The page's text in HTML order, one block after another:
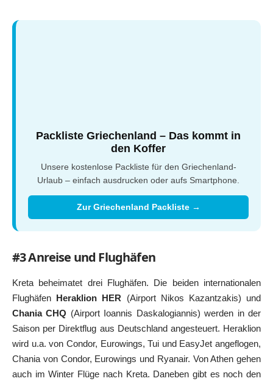
Packliste Griechenland – Das kommt in
den Koffer
Unsere kostenlose Packliste für den Griechenland-
Urlaub – einfach ausdrucken oder aufs Smartphone.
Zur Griechenland Packliste →
#3 Anreise und Flughäfen
Kreta beheimatet drei Flughäfen. Die beiden internationalen
Flughäfen Heraklion HER (Airport Nikos Kazantzakis) und
Chania CHQ (Airport Ioannis Daskalogiannis) werden in der
Saison per Direktflug aus Deutschland angesteuert. Heraklion
wird u.a. von Condor, Eurowings, Tui und EasyJet angeflogen,
Chania von Condor, Eurowings und Ryanair. Von Athen gehen
auch im Winter Flüge nach Kreta. Daneben gibt es noch den